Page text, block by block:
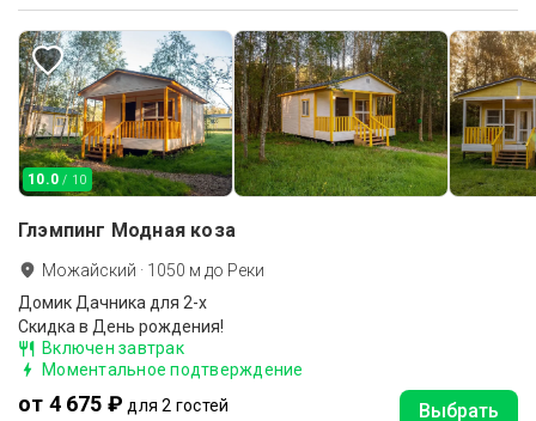
10.0 / 10
Глэмпинг Модная коза
Можайский · 1050 м до Реки
Домик Дачника для 2-х
Скидка в День рождения!
Включен завтрак
Моментальное подтверждение
от 4 675 ₽ для 2 гостей Выбрать